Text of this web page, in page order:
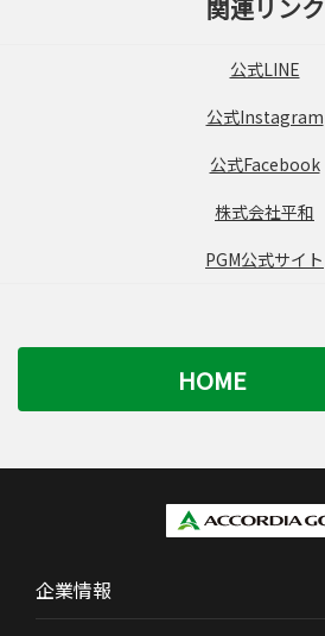
関連リンク
公式LINE
公式Instagram
公式Facebook
株式会社平和
PGM公式サイト
HOME
企業情報